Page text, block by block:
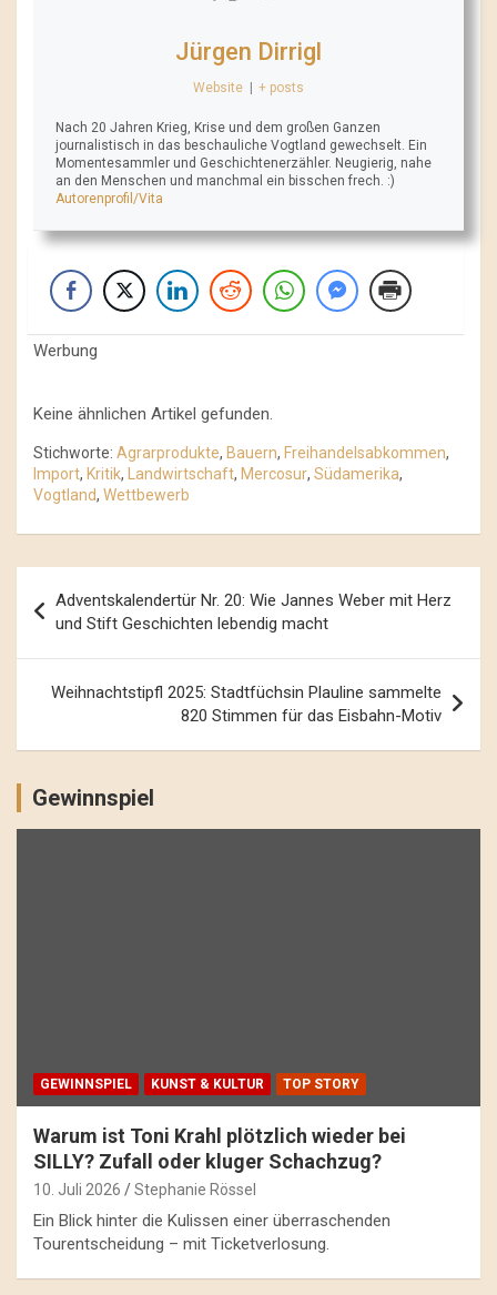
Jürgen Dirrigl
Website | + posts
Nach 20 Jahren Krieg, Krise und dem großen Ganzen
journalistisch in das beschauliche Vogtland gewechselt. Ein
Momentesammler und Geschichtenerzähler. Neugierig, nahe
an den Menschen und manchmal ein bisschen frech. :)
Autorenprofil/Vita
Werbung
Keine ähnlichen Artikel gefunden.
Stichworte: Agrarprodukte, Bauern, Freihandelsabkommen,
Import, Kritik, Landwirtschaft, Mercosur, Südamerika,
Vogtland, Wettbewerb
Navigation
Adventskalendertür Nr. 20: Wie Jannes Weber mit Herz
und Stift Geschichten lebendig macht
Weihnachtstipfl 2025: Stadtfüchsin Plauline sammelte
820 Stimmen für das Eisbahn-Motiv
Gewinnspiel
GEWINNSPIEL KUNST & KULTUR TOP STORY
Warum ist Toni Krahl plötzlich wieder bei
SILLY? Zufall oder kluger Schachzug?
10. Juli 2026 Stephanie Rössel
Ein Blick hinter die Kulissen einer überraschenden
Tourentscheidung – mit Ticketverlosung.